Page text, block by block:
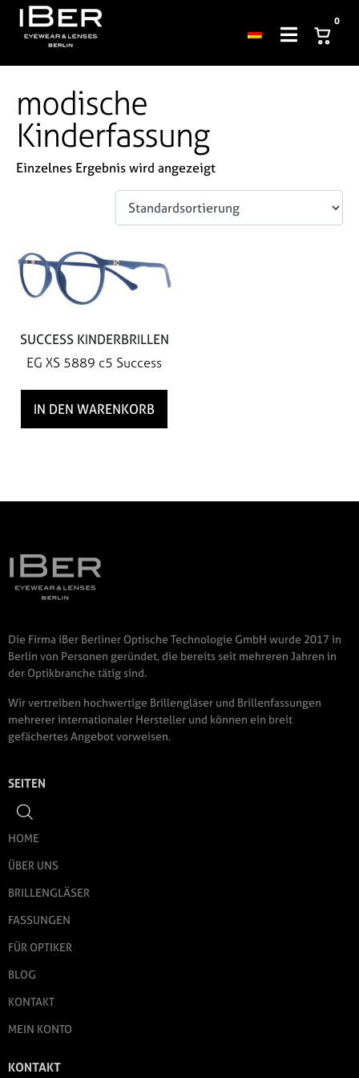
0
modische
Kinderfassung
Einzelnes Ergebnis wird angezeigt
SUCCESS KINDERBRILLEN
EG XS 5889 c5 Success
IN DEN WARENKORB
Die Firma iBer Berliner Optische Technologie GmbH wurde 2017 in
Berlin von Personen geründet, die bereits seit mehreren Jahren in
der Optikbranche tätig sind.
Wir vertreiben hochwertige Brillengläser und Brillenfassungen
mehrerer internationaler Hersteller und können ein breit
gefächertes Angebot vorweisen.
SEITEN
HOME
ÜBER UNS
BRILLENGLÄSER
FASSUNGEN
FÜR OPTIKER
BLOG
KONTAKT
MEIN KONTO
KONTAKT